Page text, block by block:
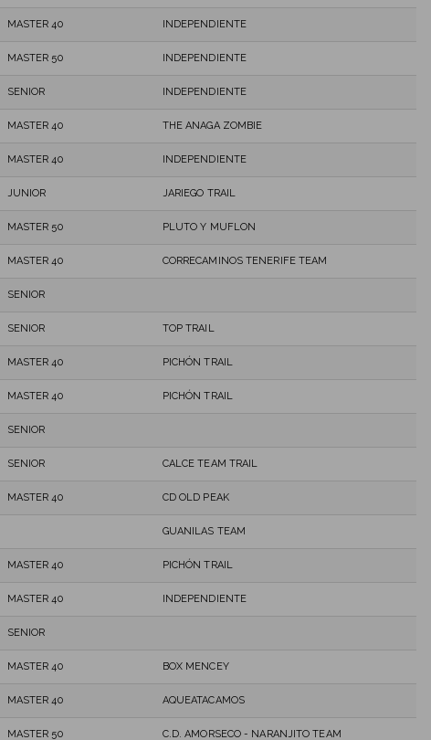
MASTER 40 INDEPENDIENTE
MASTER 50 INDEPENDIENTE
SENIOR INDEPENDIENTE
MASTER 40 THE ANAGA ZOMBIE
MASTER 40 INDEPENDIENTE
JUNIOR JARIEGO TRAIL
MASTER 50 PLUTO Y MUFLON
MASTER 40 CORRECAMINOS TENERIFE TEAM
SENIOR
SENIOR TOP TRAIL
MASTER 40 PICHÓN TRAIL
MASTER 40 PICHÓN TRAIL
SENIOR
SENIOR CALCE TEAM TRAIL
MASTER 40 CD OLD PEAK
GUANILAS TEAM
MASTER 40 PICHÓN TRAIL
MASTER 40 INDEPENDIENTE
SENIOR
MASTER 40 BOX MENCEY
MASTER 40 AQUEATACAMOS
MASTER 50 C.D. AMORSECO - NARANJITO TEAM